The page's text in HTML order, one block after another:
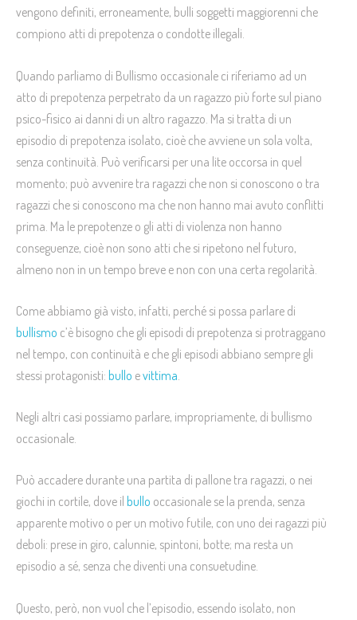
vengono definiti, erroneamente, bulli soggetti maggiorenni che
compiono atti di prepotenza o condotte illegali.
Quando parliamo di Bullismo occasionale ci riferiamo ad un
atto di prepotenza perpetrato da un ragazzo più forte sul piano
psico-fisico ai danni di un altro ragazzo. Ma si tratta di un
episodio di prepotenza isolato, cioè che avviene un sola volta,
senza continuità. Può verificarsi per una lite occorsa in quel
momento; può avvenire tra ragazzi che non si conoscono o tra
ragazzi che si conoscono ma che non hanno mai avuto conflitti
prima. Ma le prepotenze o gli atti di violenza non hanno
conseguenze, cioè non sono atti che si ripetono nel futuro,
almeno non in un tempo breve e non con una certa regolarità.
Come abbiamo già visto, infatti, perché si possa parlare di
bullismo c’è bisogno che gli episodi di prepotenza si protraggano
nel tempo, con continuità e che gli episodi abbiano sempre gli
stessi protagonisti: bullo evittima
Negli altri casi possiamo parlare, impropriamente, di bullismo
occasionale.
Può accadere durante una partita di pallone tra ragazzi, o nei
giochi in cortile, dove il bullo occasionale se la prenda, senza
apparente motivo o per un motivo futile, con uno dei ragazzi più
deboli: prese in giro, calunnie, spintoni, botte; ma resta un
episodio a sé, senza che diventi una consuetudine.
Questo, però, non vuol che l’episodio, essendo isolato, non